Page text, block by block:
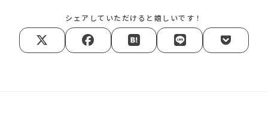
シェアしていただけると嬉しいです！